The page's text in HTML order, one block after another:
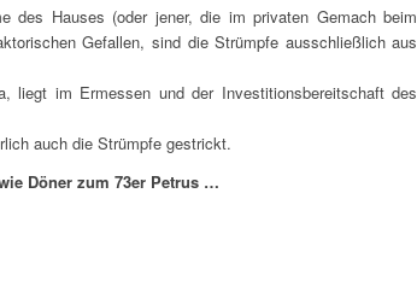
des Hauses (oder jener, die im privaten Gemach beim
Gefallen, sind die Strümpfe ausschließlich aus
liegt im Ermessen und der Investitionsbereitschaft des
auch die Strümpfe gestrickt.
Döner zum 73er Petrus …